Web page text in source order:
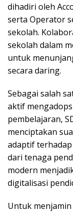
dihadiri oleh
serta Operator
sekolah.
sekolah dalam
untuk
secara daring.
Sebagai salah
aktif
pembelajaran,
menciptakan
adaptif
dari tenaga
modern
digitalisasi
Untuk